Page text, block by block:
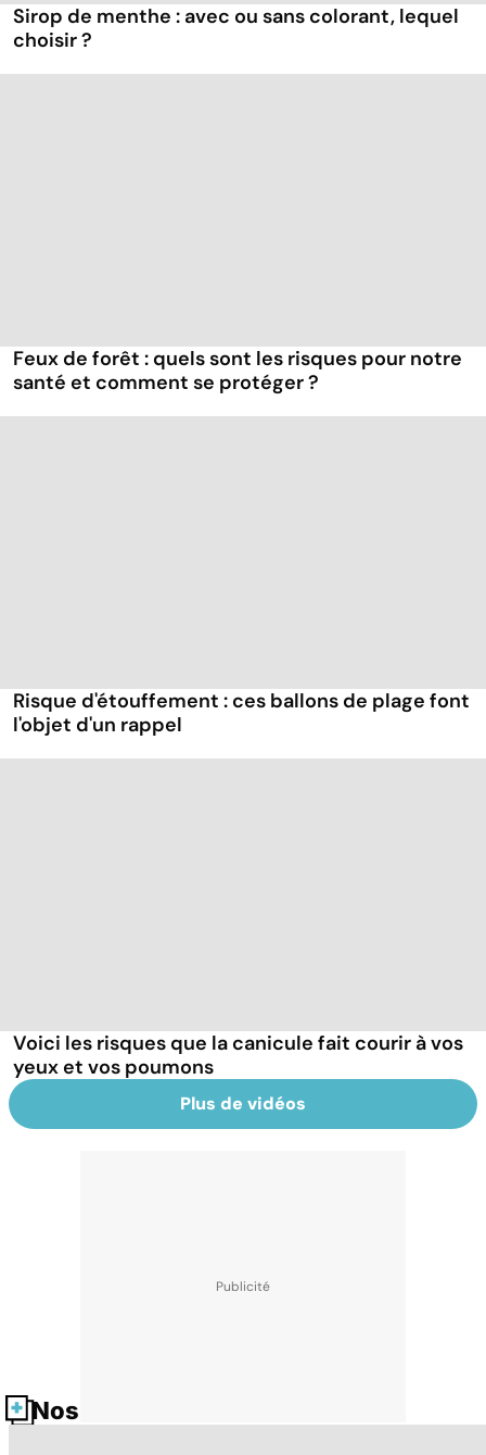
Sirop de menthe : avec ou sans colorant, lequel
choisir ?
Feux de forêt : quels sont les risques pour notre
santé et comment se protéger ?
Risque d'étouffement : ces ballons de plage font
l'objet d'un rappel
Voici les risques que la canicule fait courir à vos
yeux et vos poumons
Plus de vidéos
Nos fiches santé